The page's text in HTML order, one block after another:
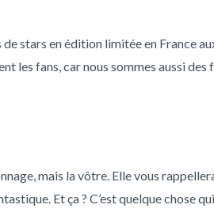
stars en édition limitée en France
les fans, car nous sommes aussi des
mais la vôtre. Elle vous
Et ça ? C’est quelque chose